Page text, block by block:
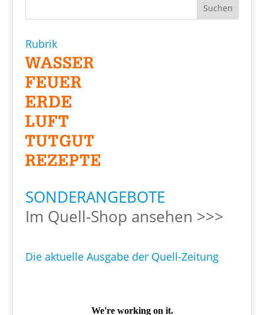
Rubrik
SONDERANGEBOTE
Im Quell-Shop ansehen >>>
Die aktuelle Ausgabe der Quell-Zeitung